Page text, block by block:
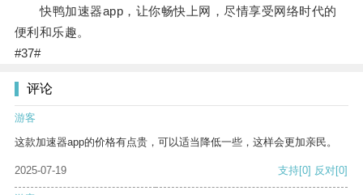
快鸭加速器app，让你畅快上网，尽情享受网络时代的
便利和乐趣。
#37#
评论
游客
这款加速器app的价格有点贵，可以适当降低一些，这样会更加亲民。
2025-07-19 支持[0] 反对[0]